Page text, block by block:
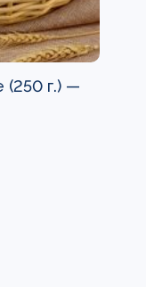
(250 г.) —